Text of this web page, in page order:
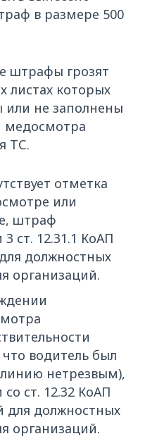
в размере 500
штрафы грозят
листах которых
или не заполнены
медосмотра
ТС.
отметка
или
штраф
3 ст. 12.31.1 КоАП
должностных
организаций.
водитель был
нетрезвым),
ст. 12.32 КоАП
для должностных
организаций.